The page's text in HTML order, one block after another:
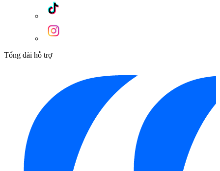
Tổng đài hỗ trợ